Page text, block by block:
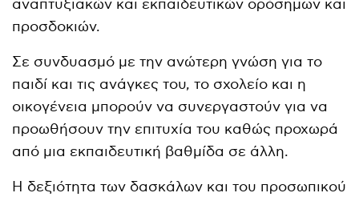
αναπτυξιακών και εκπαιδευτικών ορόσημων και
προσδοκιών.
Σε συνδυασμό με την ανώτερη γνώση για το
παιδί και τις ανάγκες του, το σχολείο και η
οικογένεια μπορούν να συνεργαστούν για να
προωθήσουν την επιτυχία του καθώς προχωρά
από μια εκπαιδευτική βαθμίδα σε άλλη.
Η δεξιότητα των δασκάλων και του προσωπικού